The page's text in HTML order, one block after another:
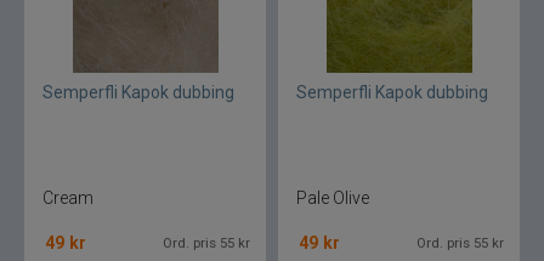
Semperfli Kapok dubbing
Cream
49 kr Ord. pris 55 kr
Semperfli Kapok dubbing
Pale Olive
49 kr Ord. pris 55 kr